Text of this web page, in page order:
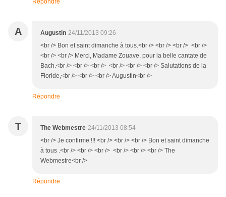
Répondre
A Augustin 24/11/2013 09:26
<br /> Bon et saint dimanche à tous.<br /> <br /> <br /> <br />
<br /> <br /> Merci, Madame Zouave, pour la belle cantate de
Bach.<br /> <br /> <br /> <br /> <br /> <br /> Salutations de la
Floride,<br /> <br /> <br /> Augustin<br />
Répondre
T The Webmestre 24/11/2013 08:54
<br /> Je confirme !!! <br /> <br /> <br /> Bon et saint dimanche
à tous .<br /> <br /> <br /> <br /> <br /> <br /> The
Webmestre<br />
Répondre